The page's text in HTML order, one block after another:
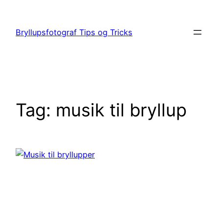
indhold
Bryllupsfotograf Tips og Tricks
Tag: musik til bryllup